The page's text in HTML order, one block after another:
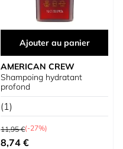
Ajouter au panier
AMERICAN CREW
Shampoing hydratant
profond
(1)
Prix normal
11,95 €(-27%)
Prix spécial
8,74 €